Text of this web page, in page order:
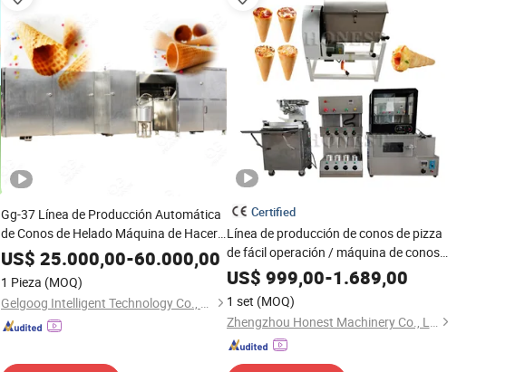
Gg-37 Línea de Producción Automática
de Conos de Helado Máquina de Hacer
Helados en Cono
US$ 25.000,00-60.000,00
1 Pieza (MOQ)
Gelgoog Intelligent Technology Co., Ltd.
Certified
Línea de producción de conos de pizza
de fácil operación / máquina de conos
de pizza
US$ 999,00-1.689,00
1 set (MOQ)
Zhengzhou Honest Machinery Co., Ltd.